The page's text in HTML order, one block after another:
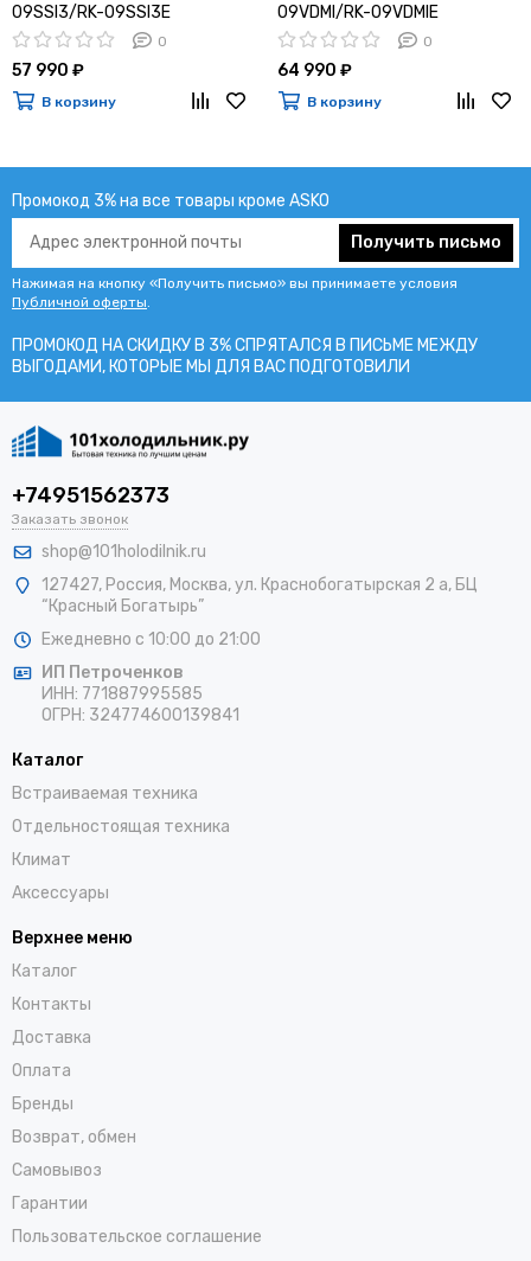
09SSI3/RK-09SSI3E
0
57 990 ₽
В корзину
09VDMI/RK-09VDMIE
0
64 990 ₽
В корзину
Промокод 3% на все товары кроме ASKO
Получить письмо
Нажимая на кнопку «Получить письмо» вы принимаете условия
Публичной оферты
ПРОМОКОД НА СКИДКУ В 3% СПРЯТАЛСЯ В ПИCЬМЕ МЕЖДУ
ВЫГОДАМИ, КОТОРЫЕ МЫ ДЛЯ ВАС ПОДГОТОВИЛИ
+74951562373
Заказать звонок
shop@101holodilnik.ru
127427, Россия, Москва,ул. Краснобогатырская 2 а, БЦ
“Красный Богатырь”
Ежедневно с 10:00 до 21:00
ИП Петроченков
ИНН: 771887995585
ОГРН: 324774600139841
Каталог
Встраиваемая техника
Отдельностоящая техника
Климат
Аксессуары
Верхнее меню
Каталог
Контакты
Доставка
Оплата
Бренды
Возврат, обмен
Самовывоз
Гарантии
Пользовательское соглашение